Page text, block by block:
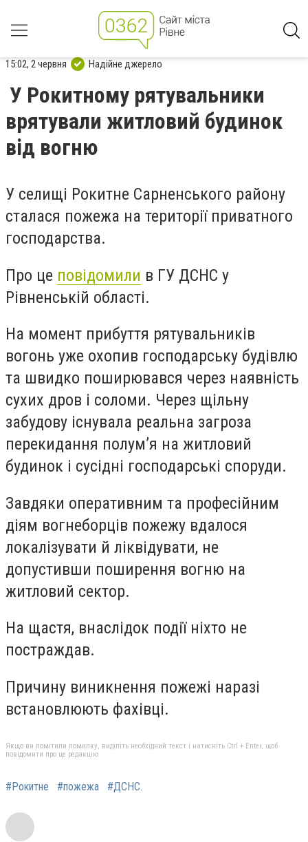
15:02, 2 червня Надійне джерело
У Рокитному рятувальники
врятували житловий будинок
від вогню
У селищі Рокитне Сарненського району
сталася пожежа на території приватного
господарства.
Про це повідомили в ГУ ДСНС у
Рівненській області.
На момент прибуття рятувальників
вогонь уже охопив господарську будівлю
та швидко поширювався через наявність
сухих дров і соломи. Через щільну
забудову існувала реальна загроза
перекидання полум’я на житловий
будинок і сусідні господарські споруди.
Завдяки оперативним та професійним
діям вогнеборців пожежу вдалося
локалізувати й ліквідувати, не
допустивши поширення вогню на
житловий сектор.
На щастя, внаслідок події ніхто не
постраждав.
Причину виникнення пожежі наразі
встановлюють фахівці.
Якщо ви помітили помилку, виділіть необхідний текст і натисніть Ctrl + Enter, щоб
повідомити про це редакцію
#Рокитне #пожежа #ДСНС.